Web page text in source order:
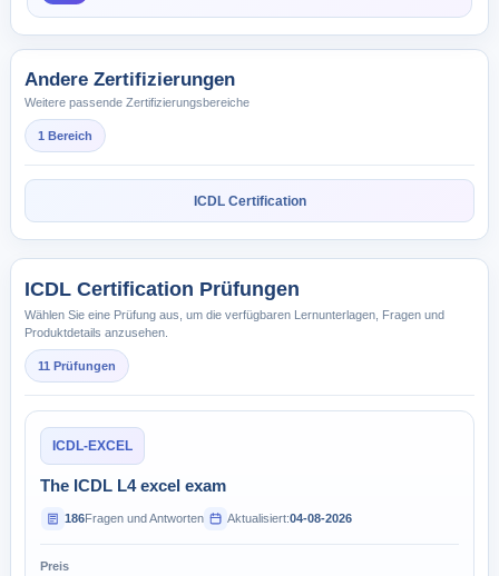
Andere Zertifizierungen
Weitere passende Zertifizierungsbereiche
1 Bereich
ICDL Certification
ICDL Certification Prüfungen
Wählen Sie eine Prüfung aus, um die verfügbaren Lernunterlagen, Fragen und
Produktdetails anzusehen.
11 Prüfungen
ICDL-EXCEL
The ICDL L4 excel exam
186Fragen und Antworten Aktualisiert:04-08-2026
Preis